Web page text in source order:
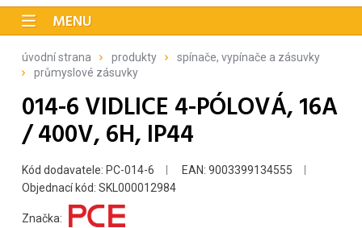
MENU
úvodní strana produkty
spínače, vypínače a zásuvky
průmyslové zásuvky
014-6 VIDLICE 4-PÓLOVÁ, 16A
/ 400V, 6H, IP44
Kód dodavatele: PC-014-6
EAN: 9003399134555
Objednací kód: SKL000012984
Značka: